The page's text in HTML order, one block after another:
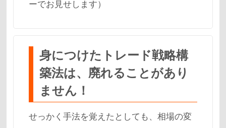
ーでお見せします）
身につけたトレード戦略構
築法は、廃れることがあり
ません！
せっかく手法を覚えたとしても、相場の変